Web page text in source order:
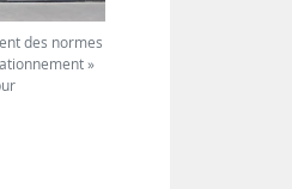
des normes
»